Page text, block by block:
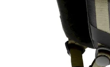
AirEvac 2
Gewicht (maat M): 450
Certificering: ASTM F
Skullcandy©